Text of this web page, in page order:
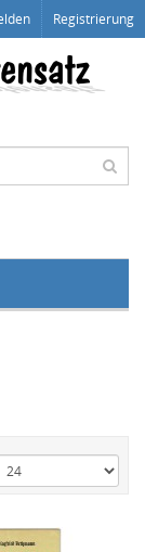
Registrierung